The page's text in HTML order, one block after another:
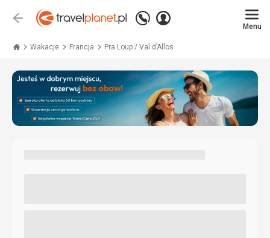
Wstecz
Zadzwoń
+48 71 771 76 55
Zaloguj
Menu
Wakacje Francja Pra Loup / Val d’Allos